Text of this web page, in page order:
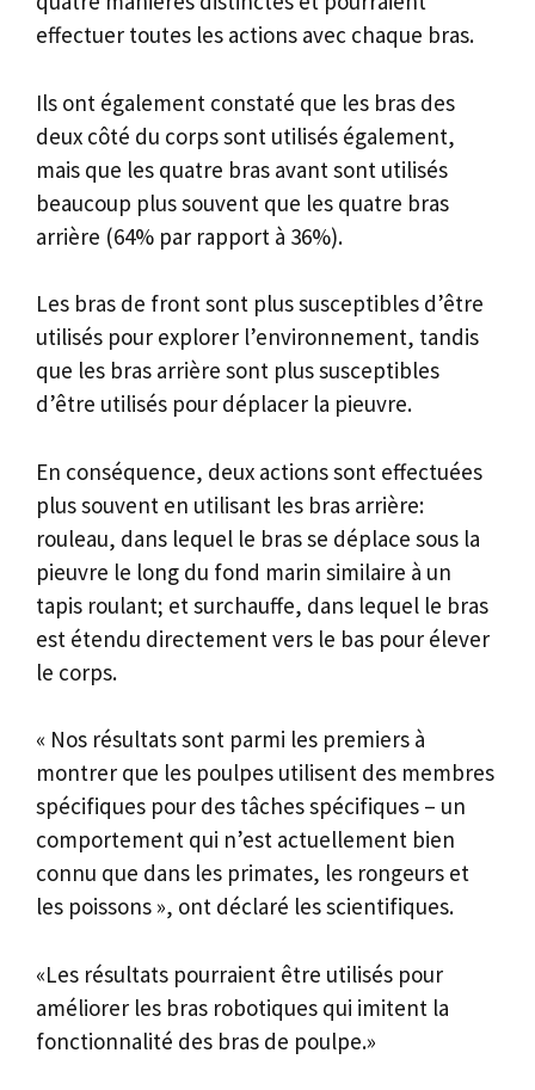
effectuer toutes les actions avec chaque bras.
Ils ont également constaté que les bras des
deux côté du corps sont utilisés également,
mais que les quatre bras avant sont utilisés
beaucoup plus souvent que les quatre bras
arrière (64% par rapport à 36%).
Les bras de front sont plus susceptibles d’être
utilisés pour explorer l’environnement, tandis
que les bras arrière sont plus susceptibles
d’être utilisés pour déplacer la pieuvre.
En conséquence, deux actions sont effectuées
plus souvent en utilisant les bras arrière:
rouleau, dans lequel le bras se déplace sous la
pieuvre le long du fond marin similaire à un
tapis roulant; et surchauffe, dans lequel le bras
est étendu directement vers le bas pour élever
le corps.
« Nos résultats sont parmi les premiers à
montrer que les poulpes utilisent des membres
spécifiques pour des tâches spécifiques – un
comportement qui n’est actuellement bien
connu que dans les primates, les rongeurs et
les poissons », ont déclaré les scientifiques.
«Les résultats pourraient être utilisés pour
améliorer les bras robotiques qui imitent la
fonctionnalité des bras de poulpe.»